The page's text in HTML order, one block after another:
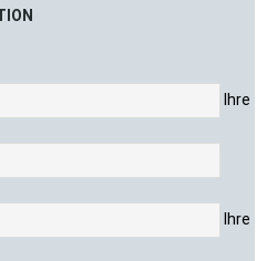
Ihre
Ihre